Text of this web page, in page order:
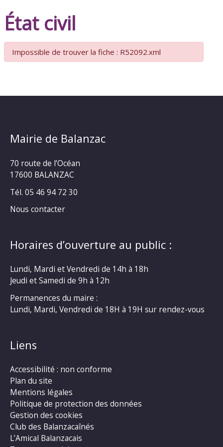
État civil
Impossible de trouver la fiche : R52092.xml
Mairie de Balanzac
70 route de l’Océan
17600 BALANZAC
Tél. 05 46 94 72 30
Nous contacter
Horaires d’ouverture au public :
Lundi, Mardi et Vendredi de 14h à 18h
Jeudi et Samedi de 9h à 12h
Permanences du maire :
Lundi, Mardi, Vendredi de 18H à 19H sur rendez-vous
Liens
Accessibilité : non conforme
Plan du site
Mentions légales
Politique de protection des données
Gestion des cookies
Club des Balanzacaînés
L’Amical Balanzacais